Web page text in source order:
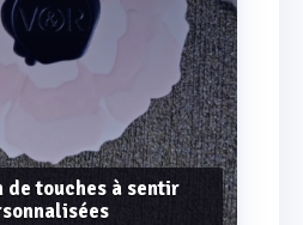
de touches à sentir